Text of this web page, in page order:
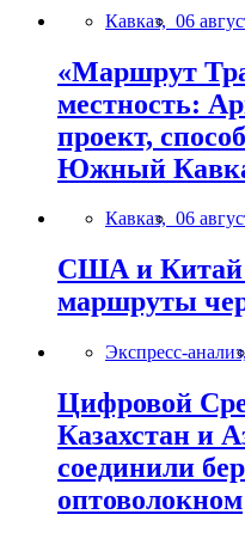
Кавказ, 06
«Маршрут
местность:
проект,
Южный
Кавказ, 06
США и Китай
маршруты
Экспресс-
Цифровой
Казахстан и
соединили
оптоволокном